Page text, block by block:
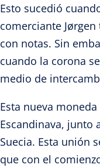
Esto sucedió
comerciante
con notas. Sin
cuando la corona
medio de
Esta nueva
Escandinava, junto
Suecia. Esta unión
que con el